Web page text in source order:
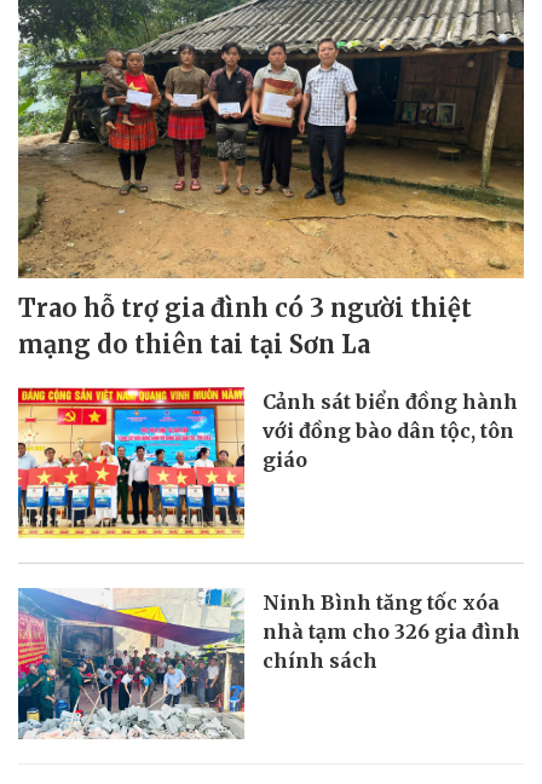
Trao hỗ trợ gia đình có 3 người thiệt
mạng do thiên tai tại Sơn La
Cảnh sát biển đồng hành
với đồng bào dân tộc, tôn
giáo
Ninh Bình tăng tốc xóa
nhà tạm cho 326 gia đình
chính sách